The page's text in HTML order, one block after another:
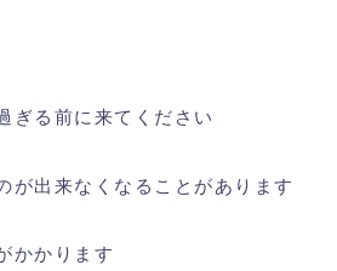
ぎる前に来てください
が出来なくなることがあります
かかります